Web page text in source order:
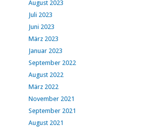
August 2023
Juli 2023
Juni 2023
März 2023
Januar 2023
September 2022
August 2022
März 2022
November 2021
September 2021
August 2021